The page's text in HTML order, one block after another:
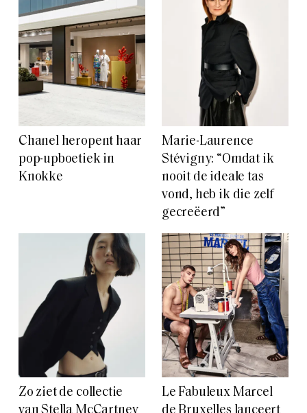
Chanel heropent haar
pop-upboetiek in
Knokke
Marie-Laurence
Stévigny: “Omdat ik
nooit de ideale tas
vond, heb ik die zelf
gecreëerd”
Zo ziet de collectie
Le Fabuleux Marcel